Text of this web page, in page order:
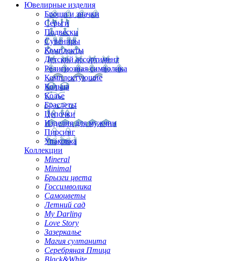
Ювелирные изделия
Броши и значки
Серьги
Подвески
Сувениры
Комплекты
Детский ассортимент
Религиозная символика
Комплектующие
Кольца
Колье
Браслеты
Цепочки
Изделия для мужчин
Пирсинг
Упаковка
Коллекции
Mineral
Minimal
Брызги цвета
Госсимволика
Самоцветы
Летний сад
My Darling
Love Story
Зазеркалье
Магия султанита
Серебряная Птица
Black&White